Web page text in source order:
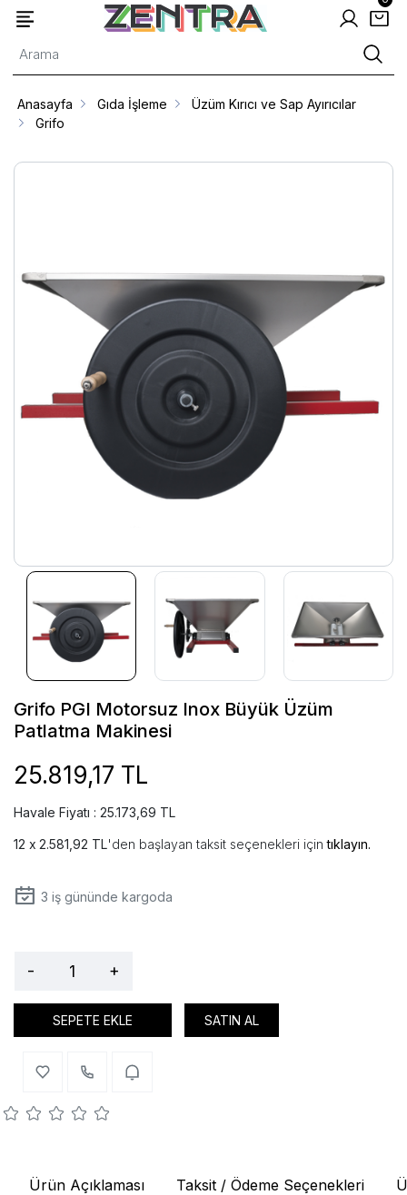
Anasayfa Gıda İşleme
Üzüm Kırıcı ve Sap Ayırıcılar
Grifo
Grifo PGI Motorsuz Inox Büyük Üzüm
Patlatma Makinesi
25.819,17 TL
Havale Fiyatı : 25.173,69 TL
2.581,92 TL'den başlayan taksit seçenekleri içintıklayın.
3 iş gününde kargoda
- +
SEPETE EKLE SATIN AL
Ürün Açıklaması Taksit / Ödeme Seçenekleri